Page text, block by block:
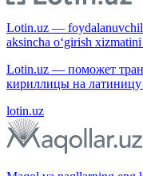
Lotin.uz —
aksincha o‘girish
Lotin.uz — поможет
кириллицы на латиницу
lotin.uz